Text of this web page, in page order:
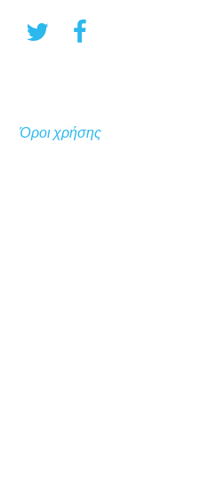
Όροι χρήσης